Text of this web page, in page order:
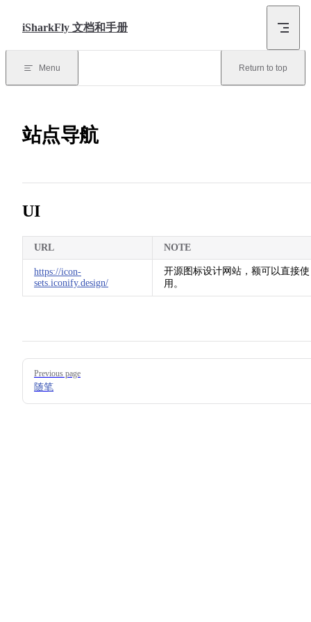
iSharkFly 文档和手册
Menu Return to top
站点导航
UI
URL NOTE
https://icon-
sets.iconify.design/
开源图标设计网站，额可以直接使
用。
Pager
Previous page
随笔